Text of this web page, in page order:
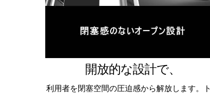
開放的な設計で、
利用者を閉塞空間の圧迫感から解放します。